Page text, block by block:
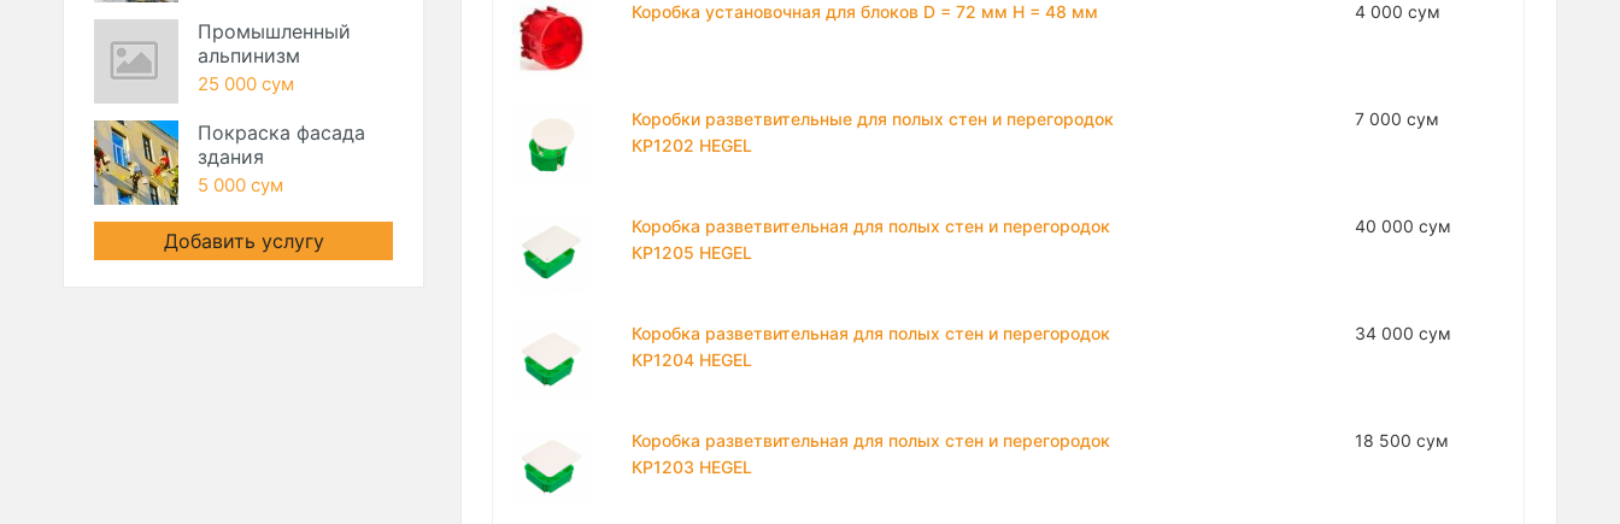
Коробка установочная для блоков D = 72 мм H = 48 мм 4 000 сум
Коробки разветвительные для полых стен и перегородок
КР1202 HEGEL
7 000 сум
Коробка разветвительная для полых стен и перегородок
КР1205 HEGEL
40 000 сум
Коробка разветвительная для полых стен и перегородок
КР1204 HEGEL
34 000 сум
Коробка разветвительная для полых стен и перегородок
КР1203 HEGEL
18 500 сум
Промышленный
альпинизм
25 000 сум
Покраска фасада
здания
5 000 сум
Добавить услугу